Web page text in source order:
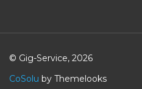
© Gig-Service, 2026
CoSolu by Themelooks